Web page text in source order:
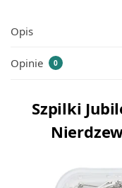
Opis
Opinie 0
Szpilki